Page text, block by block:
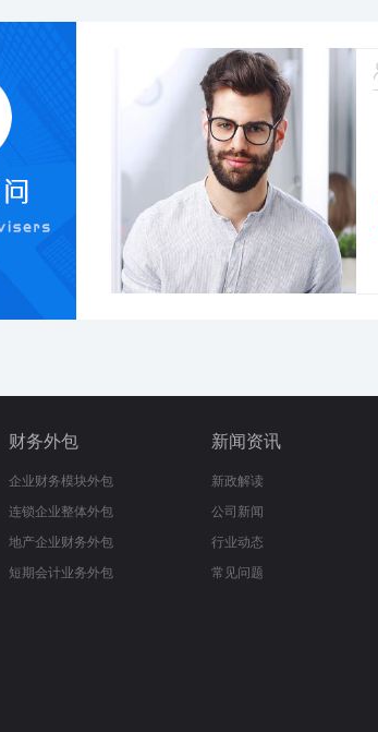
财务外包
企业财务模块外包
连锁企业整体外包
地产企业财务外包
短期会计业务外包
新闻资讯
新政解读
公司新闻
行业动态
常见问题